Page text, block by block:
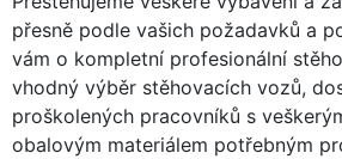
přesně podle vašich požadavků a
vám o kompletní profesionální
vhodný výběr stěhovacích vozů,
proškolených pracovníků s
obalovým materiálem potřebným